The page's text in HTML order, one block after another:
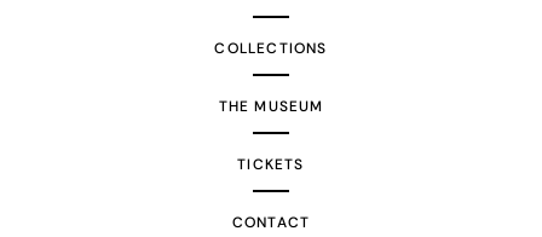
COLLECTIONS
THE MUSEUM
TICKETS
CONTACT